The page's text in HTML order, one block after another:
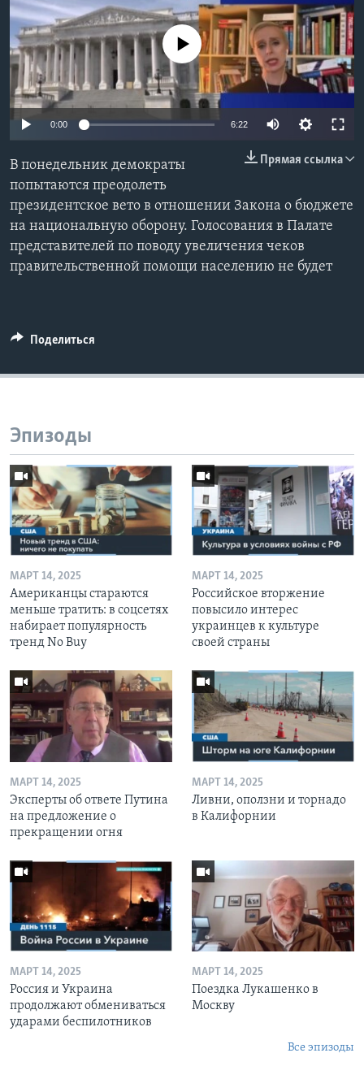
Learning English
СОЦИАЛЬНЫЕ СЕТИ
No media source currently available
0:00 6:22
Прямая ссылка
В понедельник демократы
попытаются преодолеть
президентское вето в отношении Закона о бюджете
на национальную оборону. Голосования в Палате
представителей по поводу увеличения чеков
правительственной помощи населению не будет
Поделиться
Эпизоды
МАРТ 14, 2025
Американцы стараются
меньше тратить: в соцсетях
набирает популярность
тренд No Buy
МАРТ 14, 2025
Российское вторжение
повысило интерес
украинцев к культуре
своей страны
МАРТ 14, 2025
Эксперты об ответе Путина
на предложение о
прекращении огня
МАРТ 14, 2025
Ливни, оползни и торнадо
в Калифорнии
МАРТ 14, 2025
Россия и Украина
продолжают обмениваться
ударами беспилотников
МАРТ 14, 2025
Поездка Лукашенко в
Москву
Все эпизоды